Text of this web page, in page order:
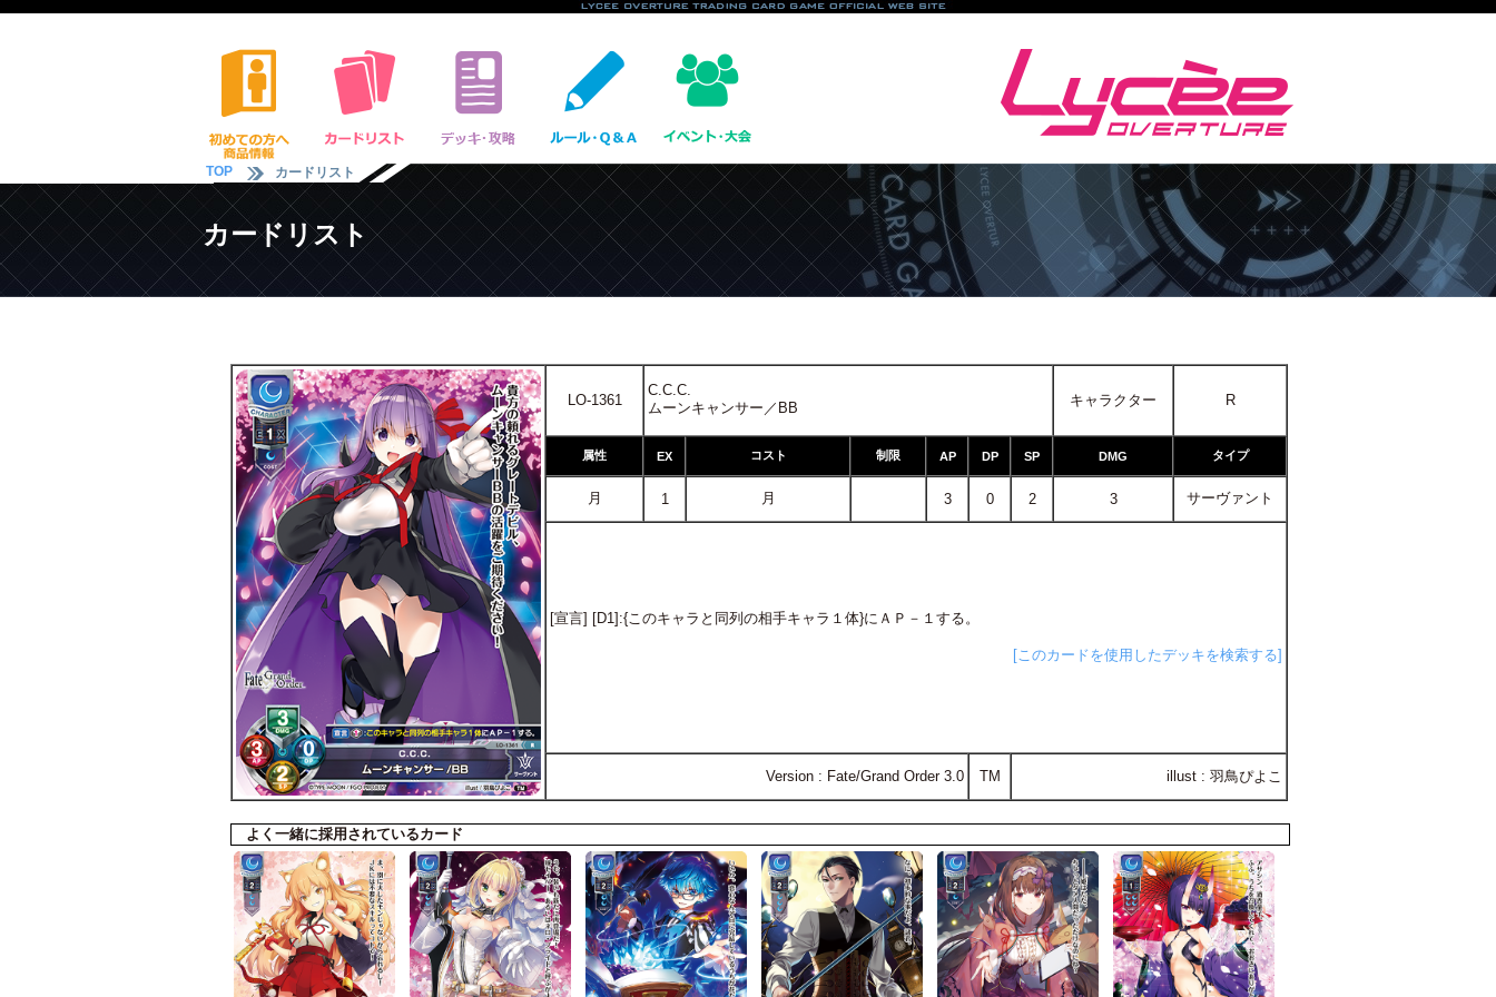
TOP カードリスト
カードリスト
LO-1361
C.C.C.
ムーンキャンサー／BB
キャラクター R
属性 EX コスト 制限 AP DP SP DMG タイプ
月 1 月 3 0 2 3 サーヴァント
[宣言] [D1]:{このキャラと同列の相手キャラ１体}にＡＰ－１する。
[このカードを使用したデッキを検索する]
Version : Fate/Grand Order 3.0 TM illust : 羽鳥ぴよこ
よく一緒に採用されているカード